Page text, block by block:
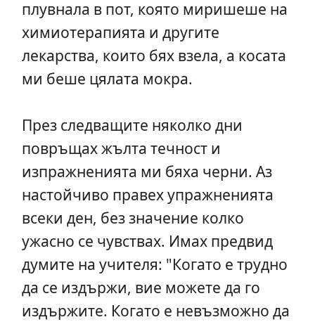
плувнала в пот, която миришеше на
химиотерапията и другите
лекарства, които бях взела, а косата
ми беше цялата мокра.
През следващите няколко дни
повръщах жълта течност и
изпражненията ми бяха черни. Аз
настойчиво правех упражненията
всеки ден, без значение колко
ужасно се чувствах. Имах предвид
думите на учителя: "Когато е трудно
да се издържи, вие можете да го
издържите. Когато е невъзможно да